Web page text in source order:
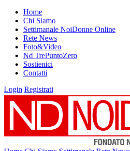
Home
Chi Siamo
Settimanale NoiDonne Online
Rete News
Foto&Video
Nd TrePuntoZero
Sostienici
Contatti
Login Registrati